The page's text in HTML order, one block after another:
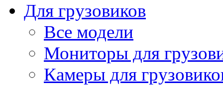
Для грузовиков
Все модели
Мониторы для
Камеры для